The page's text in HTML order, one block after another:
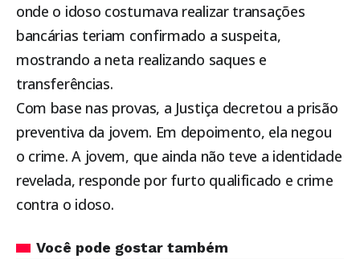
onde o idoso costumava realizar transações
bancárias teriam confirmado a suspeita,
mostrando a neta realizando saques e
transferências.
Com base nas provas, a Justiça decretou a prisão
preventiva da jovem. Em depoimento, ela negou
o crime. A jovem, que ainda não teve a identidade
revelada, responde por furto qualificado e crime
contra o idoso.
Você pode gostar também